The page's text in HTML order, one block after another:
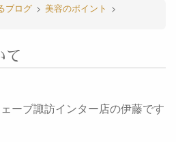
ブログ > 美容のポイント >
て
ーブ諏訪インター店の伊藤です